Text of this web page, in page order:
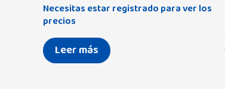
Necesitas estar registrado para ver los
precios
Leer más